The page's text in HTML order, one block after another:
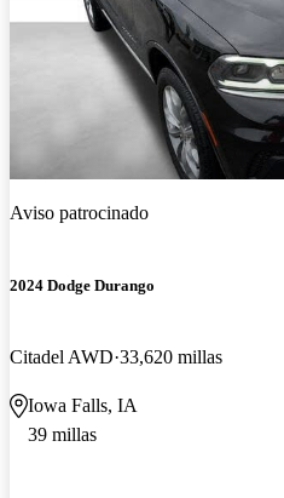
Aviso patrocinado
2024 Dodge Durango
Citadel AWD 33,620 millas
Iowa Falls, IA
39 millas